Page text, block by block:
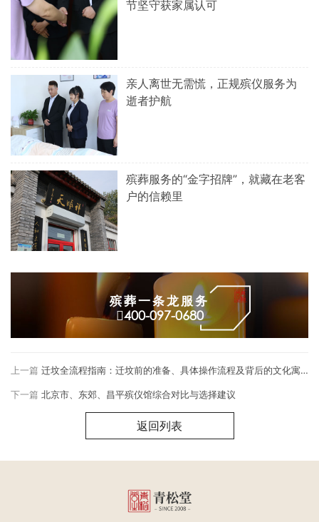
节坚守获家属认可
亲人离世无需慌，正规殡仪服务为
逝者护航
殡葬服务的“金字招牌”，就藏在老客
户的信赖里
殡葬一条龙服务
400-097-0680
上一篇 迁坟全流程指南：迁坟前的准备、具体操作流程及背后的文化寓意
返回列表
下一篇 北京市、东郊、昌平殡仪馆综合对比与选择建议